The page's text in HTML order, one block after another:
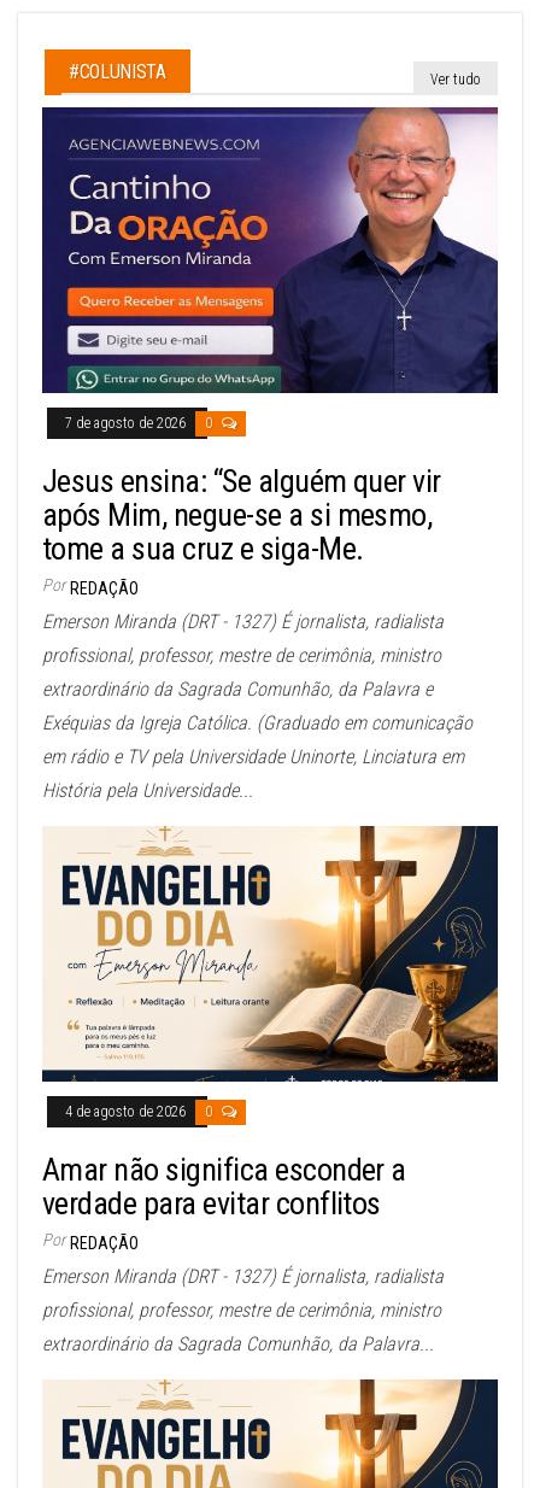
#COLUNISTA Ver tudo
7 de agosto de 2026 0
Jesus ensina: “Se alguém quer vir
após Mim, negue-se a si mesmo,
tome a sua cruz e siga-Me.
Por REDAÇÃO
Emerson Miranda (DRT - 1327) É jornalista, radialista
profissional, professor, mestre de cerimônia, ministro
extraordinário da Sagrada Comunhão, da Palavra e
Exéquias da Igreja Católica. (Graduado em comunicação
em rádio e TV pela Universidade Uninorte, Linciatura em
História pela Universidade...
4 de agosto de 2026 0
Amar não significa esconder a
verdade para evitar conflitos
Por REDAÇÃO
Emerson Miranda (DRT - 1327) É jornalista, radialista
profissional, professor, mestre de cerimônia, ministro
extraordinário da Sagrada Comunhão, da Palavra...